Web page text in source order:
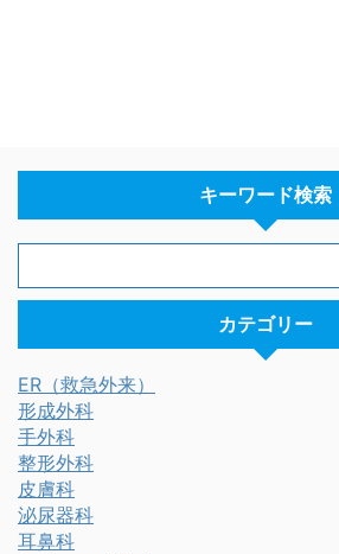
キーワード検索
カテゴリー
ER（救急外来）
形成外科
手外科
整形外科
皮膚科
泌尿器科
耳鼻科